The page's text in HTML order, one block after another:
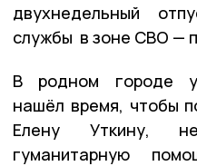
двухнедельный
службы в зоне СВО —
В родном городе
нашёл время, чтобы
Елену Уткину,
гуманитарную